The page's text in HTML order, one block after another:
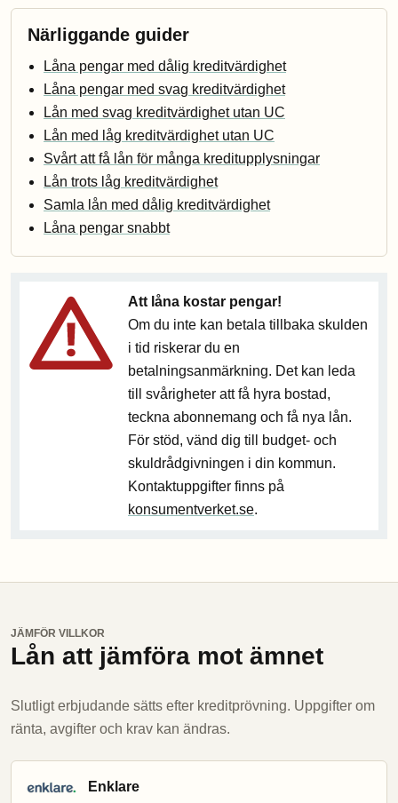
Närliggande guider
Låna pengar med dålig kreditvärdighet
Låna pengar med svag kreditvärdighet
Lån med svag kreditvärdighet utan UC
Lån med låg kreditvärdighet utan UC
Svårt att få lån för många kreditupplysningar
Lån trots låg kreditvärdighet
Samla lån med dålig kreditvärdighet
Låna pengar snabbt
Att låna kostar pengar!
Om du inte kan betala tillbaka skulden
i tid riskerar du en
betalningsanmärkning. Det kan leda
till svårigheter att få hyra bostad,
teckna abonnemang och få nya lån.
För stöd, vänd dig till budget- och
skuldrådgivningen i din kommun.
Kontaktuppgifter finns på
konsumentverket.se.
JÄMFÖR VILLKOR
Lån att jämföra mot ämnet
Slutligt erbjudande sätts efter kreditprövning. Uppgifter om
ränta, avgifter och krav kan ändras.
Enklare